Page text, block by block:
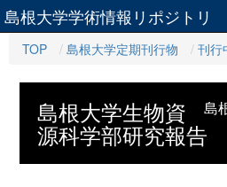
島根大学学術情報リポジトリ
TOP 島根大学定期刊行物 刊行
島
島根大学生物資
源科学部研究報告